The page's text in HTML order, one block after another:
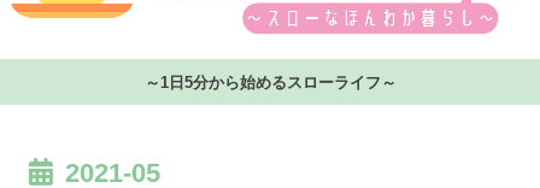
～1日5分から始めるスローライフ～
2021-05